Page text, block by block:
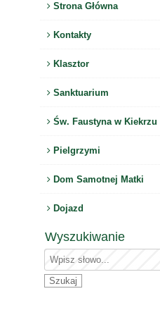
Strona Główna
Kontakty
Klasztor
Sanktuarium
Św. Faustyna w Kiekrzu
Pielgrzymi
Dom Samotnej Matki
Dojazd
Wyszukiwanie